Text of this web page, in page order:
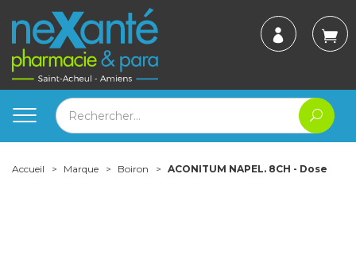
Accueil Marque Boiron ACONITUM NAPEL. 8CH - Dose